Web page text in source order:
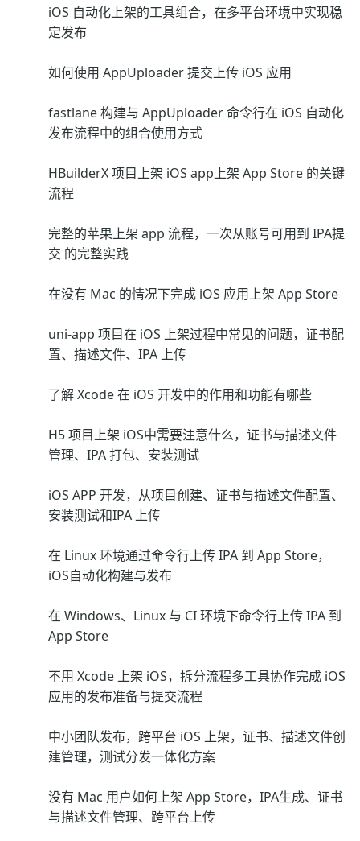
iOS 自动化上架的工具组合，在多平台环境中实现稳
定发布
如何使用 AppUploader 提交上传 iOS 应用
fastlane 构建与 AppUploader 命令行在 iOS 自动化
发布流程中的组合使用方式
HBuilderX 项目上架 iOS app上架 App Store 的关键
流程
完整的苹果上架 app 流程，一次从账号可用到 IPA提
交 的完整实践
在没有 Mac 的情况下完成 iOS 应用上架 App Store
uni-app 项目在 iOS 上架过程中常见的问题，证书配
置、描述文件、IPA 上传
了解 Xcode 在 iOS 开发中的作用和功能有哪些
H5 项目上架 iOS中需要注意什么，证书与描述文件
管理、IPA 打包、安装测试
iOS APP 开发，从项目创建、证书与描述文件配置、
安装测试和IPA 上传
在 Linux 环境通过命令行上传 IPA 到 App Store，
iOS自动化构建与发布
在 Windows、Linux 与 CI 环境下命令行上传 IPA 到
App Store
不用 Xcode 上架 iOS，拆分流程多工具协作完成 iOS
应用的发布准备与提交流程
中小团队发布，跨平台 iOS 上架，证书、描述文件创
建管理，测试分发一体化方案
没有 Mac 用户如何上架 App Store，IPA生成、证书
与描述文件管理、跨平台上传